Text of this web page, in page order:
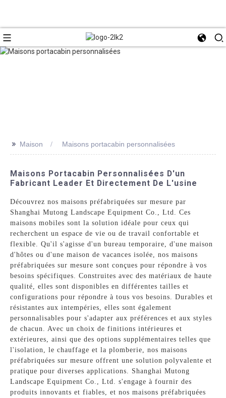
>> Maison Maisons portacabin personnalisées
Maisons Portacabin Personnalisées D'un
Fabricant Leader Et Directement De L'usine
Découvrez nos maisons préfabriquées sur mesure par
Shanghai Mutong Landscape Equipment Co., Ltd. Ces
maisons mobiles sont la solution idéale pour ceux qui
recherchent un espace de vie ou de travail confortable et
flexible. Qu'il s'agisse d'un bureau temporaire, d'une maison
d'hôtes ou d'une maison de vacances isolée, nos maisons
préfabriquées sur mesure sont conçues pour répondre à vos
besoins spécifiques. Construites avec des matériaux de haute
qualité, elles sont disponibles en différentes tailles et
configurations pour répondre à tous vos besoins. Durables et
résistantes aux intempéries, elles sont également
personnalisables pour s'adapter aux préférences et aux styles
de chacun. Avec un choix de finitions intérieures et
extérieures, ainsi que des options supplémentaires telles que
l'isolation, le chauffage et la plomberie, nos maisons
préfabriquées sur mesure offrent une solution polyvalente et
pratique pour diverses applications. Shanghai Mutong
Landscape Equipment Co., Ltd. s'engage à fournir des
produits innovants et fiables, et nos maisons préfabriquées